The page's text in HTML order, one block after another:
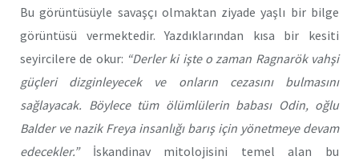
Bu görüntüsüyle savaşçı olmaktan ziyade yaşlı bir bilge
görüntüsü vermektedir. Yazdıklarından kısa bir kesiti
seyircilere de okur: “Derler ki işte o zaman Ragnarök vahşi
güçleri dizginleyecek ve onların cezasını bulmasını
sağlayacak. Böylece tüm ölümlülerin babası Odin, oğlu
Balder ve nazik Freya insanlığı barış için yönetmeye devam
edecekler.”İskandinav mitolojisini temel alan bu